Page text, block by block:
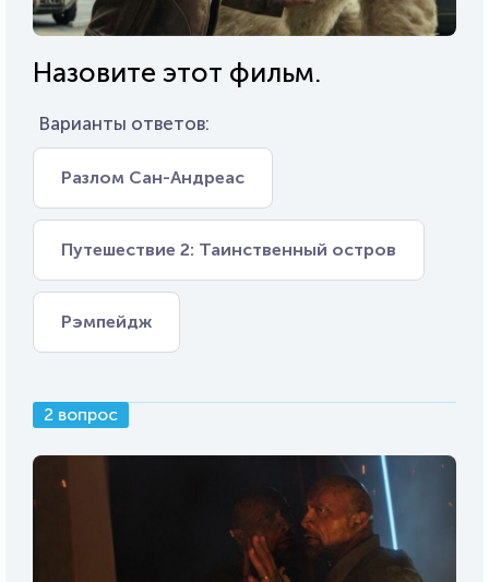
Назовите этот фильм.
Варианты ответов:
Разлом Сан-Андреас
Путешествие 2: Таинственный остров
Рэмпейдж
2 вопрос